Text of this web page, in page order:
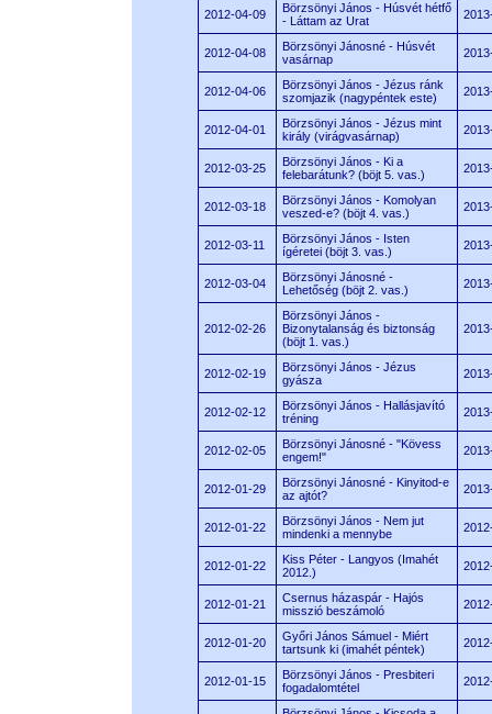
2012-04-09
Börzsönyi János - Húsvét hétfő
- Láttam az Urat
2012-04-08
Börzsönyi Jánosné - Húsvét
vasárnap
2012-04-06
Börzsönyi János - Jézus ránk
szomjazik (nagypéntek este)
2012-04-01
Börzsönyi János - Jézus mint
király (virágvasárnap)
2012-03-25
Börzsönyi János - Ki a
felebarátunk? (böjt 5. vas.)
2012-03-18
Börzsönyi János - Komolyan
veszed-e? (böjt 4. vas.)
2012-03-11
Börzsönyi János - Isten
ígéretei (böjt 3. vas.)
2012-03-04
Börzsönyi Jánosné -
Lehetőség (böjt 2. vas.)
2012-02-26
Börzsönyi János -
Bizonytalanság és biztonság
(böjt 1. vas.)
2012-02-19
Börzsönyi János - Jézus
gyásza
2012-02-12
Börzsönyi János - Hallásjavító
tréning
2012-02-05
Börzsönyi Jánosné - "Kövess
engem!"
2012-01-29
Börzsönyi Jánosné - Kinyitod-e
az ajtót?
2012-01-22
Börzsönyi János - Nem jut
mindenki a mennybe
2012-01-22
Kiss Péter - Langyos (Imahét
2012.)
2012-01-21
Csernus házaspár - Hajós
misszió beszámoló
2012-01-20
Győri János Sámuel - Miért
tartsunk ki (imahét péntek)
2012-01-15
Börzsönyi János - Presbiteri
fogadalomtétel